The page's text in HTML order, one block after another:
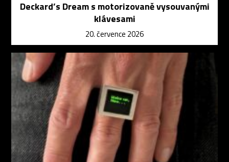
Deckard’s Dream s motorizovaně vysouvanými
klávesami
20. července 2026